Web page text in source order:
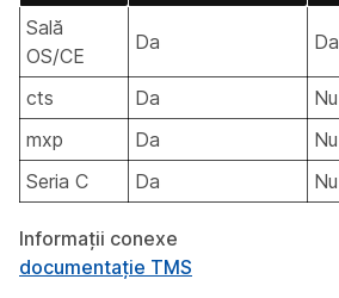
Sală
OS/CE
Da Da
cts Da
Nu
mxp
Da
Nu
Seria C
Da Nu
Informații conexe
documentație TMS